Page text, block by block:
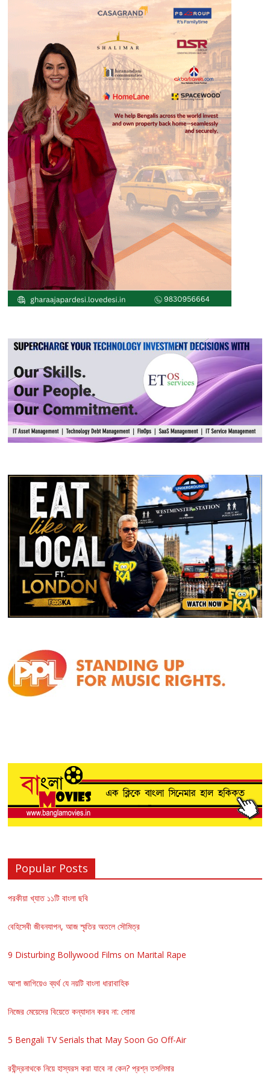
Popular Posts
পরকীয়া খ্যাত ১১টি বাংলা ছবি
বেহিসেবী জীবনযাপন, আজ স্মৃতির অতলে সৌমিত্র
9 Disturbing Bollywood Films on Marital Rape
আশা জাগিয়েও ব্যর্থ যে নয়টি বাংলা ধারাবাহিক
নিজের মেয়েদের বিয়েতে কন্যাদান করব না: সোমা
5 Bengali TV Serials that May Soon Go Off-Air
রবীন্দ্রনাথকে নিয়ে হাস্যরস করা যাবে না কেন? প্রশ্ন তসলিমার